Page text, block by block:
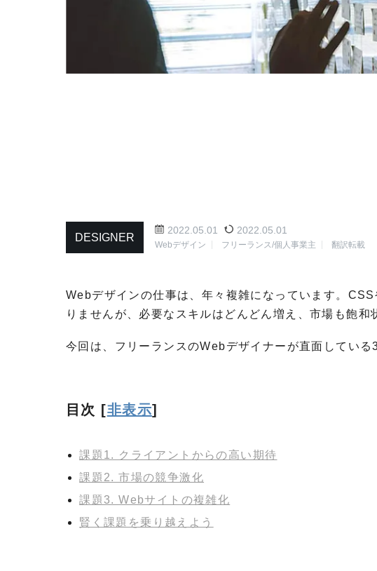
DESIGNER
2022.05.01 2022.05.01
Webデザイン フリーランス/個人事業主 翻訳転載
Webデザインの仕事は、年々複雑になっています。
りませんが、必要なスキルはどんどん増え、市場も飽和
今回は、フリーランスのWebデザイナーが直面してい
目次 [非表示]
課題1. クライアントからの高い期待
課題2. 市場の競争激化
課題3. Webサイトの複雑化
賢く課題を乗り越えよう